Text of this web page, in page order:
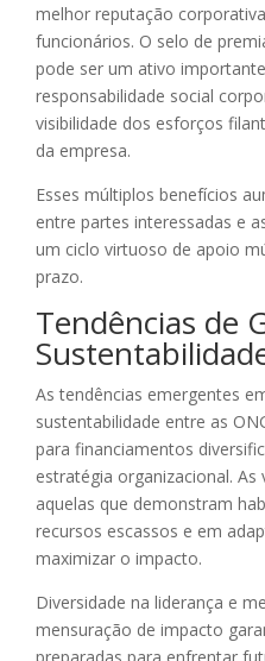
melhor reputação
funcionários. O selo de
pode ser um ativo
responsabilidade social
visibilidade dos esforços
da empresa.
Esses múltiplos benefícios
entre partes interessadas e
um ciclo virtuoso de apoio
prazo.
Tendências de
As tendências emergentes
sustentabilidade entre as
para financiamentos
estratégia organizacional.
aquelas que demonstram
recursos escassos e em
maximizar o impacto.
Diversidade na liderança e
mensuração de impacto